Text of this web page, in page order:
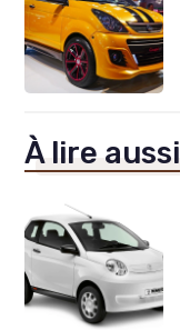
À lire aussi